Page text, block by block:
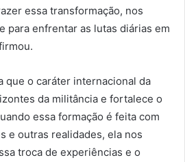
essa transformação, nos
para enfrentar as lutas diárias em
que o caráter internacional da
da militância e fortalece o
essa formação é feita com
e outras realidades, ela nos
troca de experiências e o